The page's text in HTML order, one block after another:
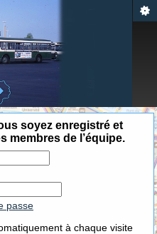
soyez enregistré et
membres de l’équipe.
passe
à chaque visite